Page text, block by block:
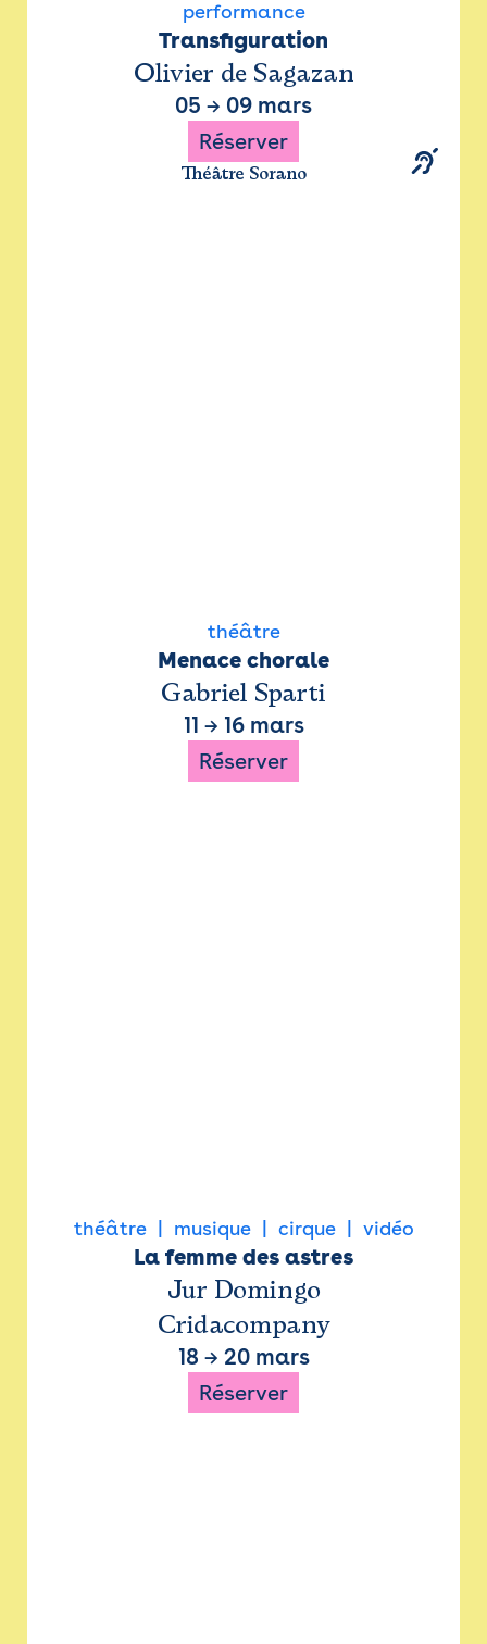
performance
Transfiguration
Olivier de Sagazan
05 → 09 mars
Réserver
Théâtre Sorano
théâtre
Menace chorale
Gabriel Sparti
11 → 16 mars
Réserver
théâtre musique cirque vidéo
La femme des astres
Jur Domingo
Cridacompany
18 → 20 mars
Réserver